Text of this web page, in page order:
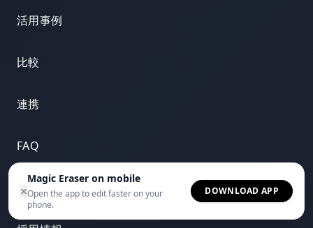
×
Magic Eraser on mobile
Open the app to edit faster on your
phone.
DOWNLOAD APP
活用事例
比較
連携
FAQ
お問い合わせ